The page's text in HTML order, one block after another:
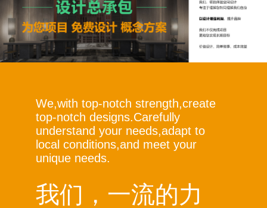
We,with top-notch strength,create
top-notch designs.Carefully
understand your needs,adapt to
local conditions,and meet your
unique needs.
我们，一流的力